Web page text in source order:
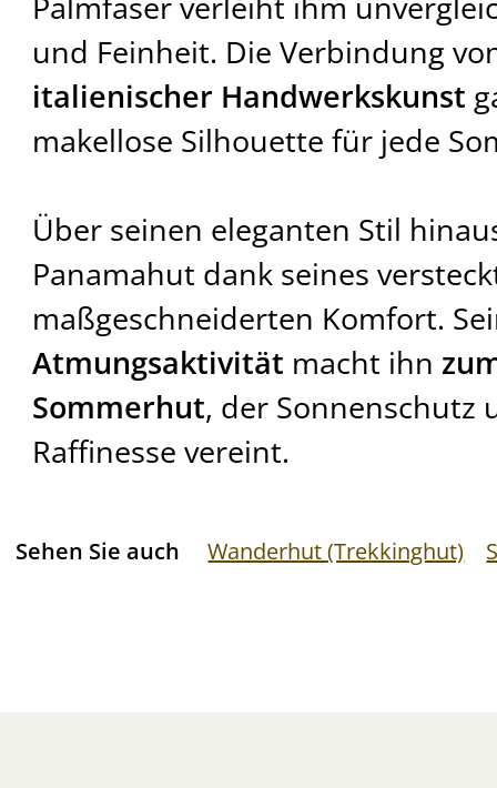
und Feinheit. Die Verbindung
italienischer Handwerkskunst
makellose Silhouette für jede
Über seinen eleganten Stil
Panamahut dank seines
maßgeschneiderten Komfort.
Atmungsaktivität macht ihn
Sommerhut, der Sonnenschutz
Raffinesse vereint.
Sehen Sie auch Wanderhut (Trekkinghut)